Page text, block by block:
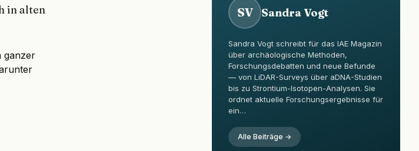
in alten
ganzer
SV Sandra Vogt
Sandra Vogt schreibt für das IAE Magazin
über archäologische Methoden,
Forschungsdebatten und neue Befunde
— von LiDAR-Surveys über aDNA-Studien
bis zu Strontium-Isotopen-Analysen. Sie
ordnet aktuelle Forschungsergebnisse für
ein…
Alle Beiträge →